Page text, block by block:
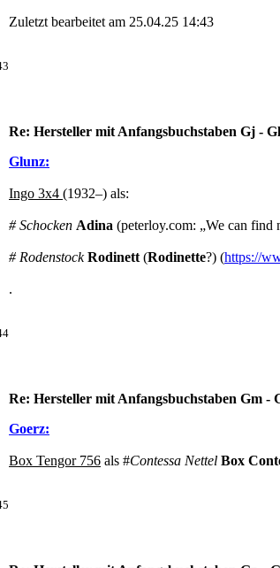
Zuletzt bearbeitet am 25.04.25 14:43
Re: Hersteller mit Anfangsbuchstaben Gj - Gl
Glunz:
Ingo 3x4 (1932–) als:
# Schocken Adina (peterloy.com: „We can find
# Rodenstock Rodinett (Rodinette?) (https://
.
Re: Hersteller mit Anfangsbuchstaben Gm -
Goerz:
Box Tengor 756 als #Contessa Nettel Box